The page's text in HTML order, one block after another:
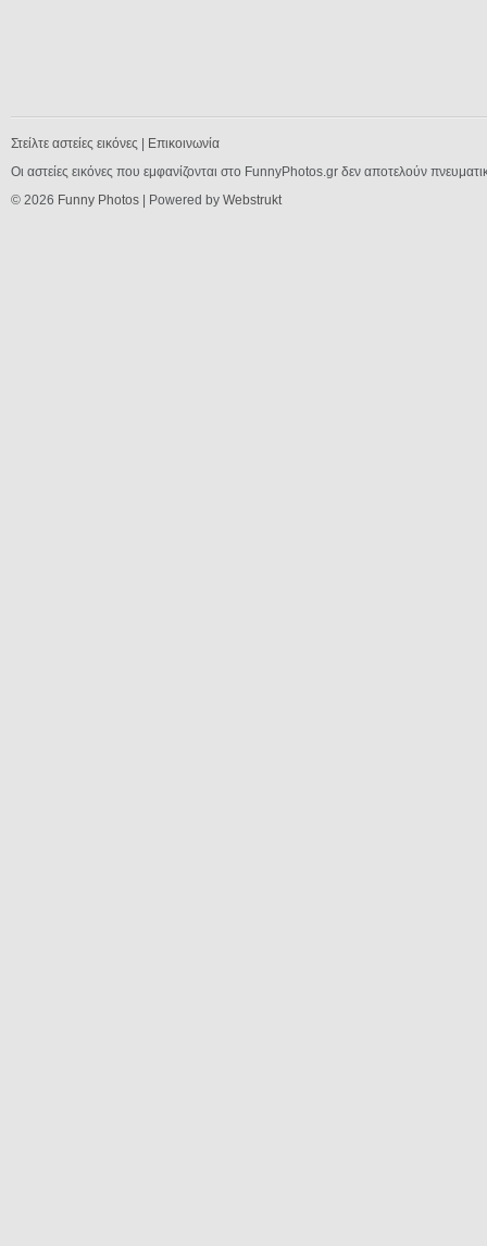
Στείλτε αστείες εικόνες
Επικοινωνία
Οι αστείες εικόνες που εμφανίζονται στο FunnyPhotos.gr δεν αποτελούν
© 2026 Funny Photos | Powered by Webstrukt